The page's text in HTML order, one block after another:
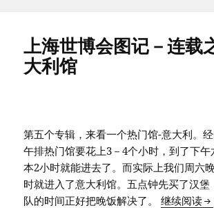
上海世博会图记－连载
大利馆
第五个专辑，来看一个热门馆-意大利。
午排热门馆要花上3－4个小时，到了下
本2小时就能进去了。而实际上我们周六
时就进入了意大利馆。五点钟先买了汉堡
队的时间正好把晚饭解决了。继续阅读